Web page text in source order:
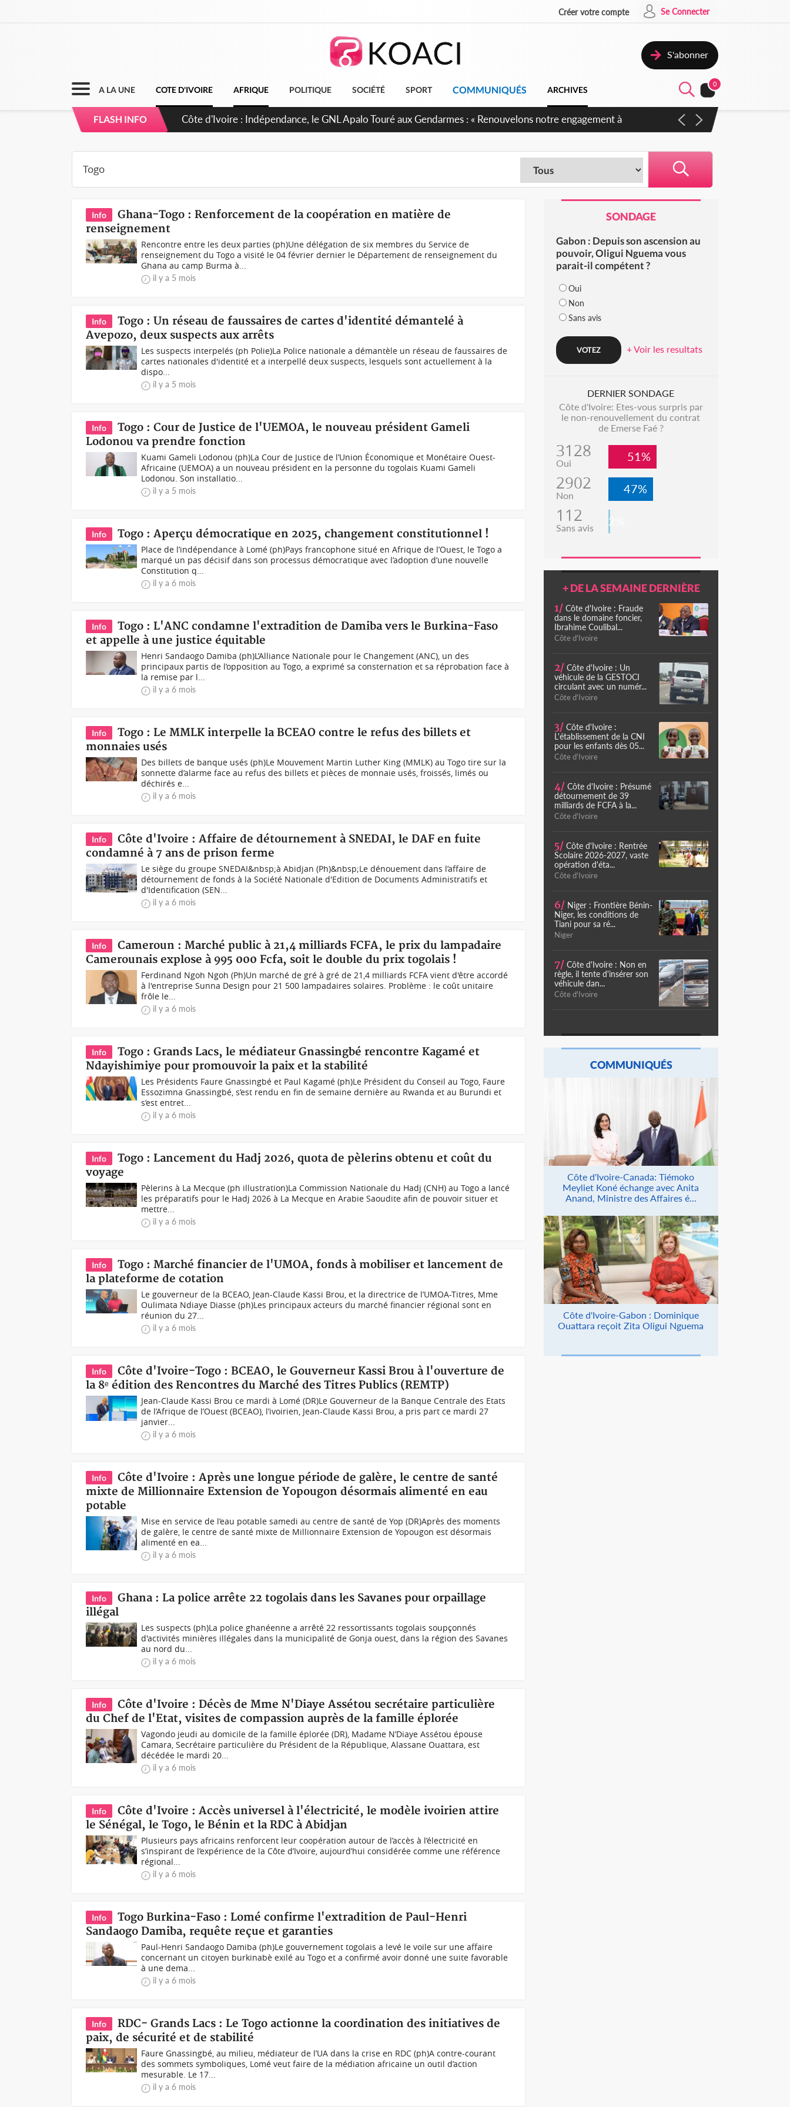
Créer votre compte Se Connecter
S'abonner
A LA UNE COTE D'IVOIRE AFRIQUE POLITIQUE SOCIÉTÉ SPORT COMMUNIQUÉS ARCHIVES
0
FLASH INFO
Sierra Leone : Un projet de réforme constitutionnelle en gestation, points clés des amendements, un exclu
Info
Ghana-Togo : Renforcement de la coopération en matière de
renseignement
Rencontre entre les deux parties (ph)Une délégation de six membres du Service de
renseignement du Togo a visité le 04 février dernier le Département de renseignement du
Ghana au camp Burma à...
il y a 5 mois
Info
Togo : Un réseau de faussaires de cartes d'identité démantelé à
Avepozo, deux suspects aux arrêts
Les suspects interpelés (ph Polie)La Police nationale a démantèle un réseau de faussaires de
cartes nationales d'identité et a interpellé deux suspects, lesquels sont actuellement à la
dispo...
il y a 5 mois
Info
Togo : Cour de Justice de l'UEMOA, le nouveau président Gameli
Lodonou va prendre fonction
Kuami Gameli Lodonou (ph)La Cour de Justice de l’Union Économique et Monétaire Ouest-
Africaine (UEMOA) a un nouveau président en la personne du togolais Kuami Gameli
Lodonou. Son installatio...
il y a 5 mois
Info Togo : Aperçu démocratique en 2025, changement constitutionnel !
Place de l’indépendance à Lomé (ph)Pays francophone situé en Afrique de l’Ouest, le Togo a
marqué un pas décisif dans son processus démocratique avec l’adoption d’une nouvelle
Constitution q...
il y a 6 mois
Info
Togo : L'ANC condamne l'extradition de Damiba vers le Burkina-Faso
et appelle à une justice équitable
Henri Sandaogo Damiba (ph)L’Alliance Nationale pour le Changement (ANC), un des
principaux partis de l’opposition au Togo, a exprimé sa consternation et sa réprobation face à
la remise par l...
il y a 6 mois
Info
Togo : Le MMLK interpelle la BCEAO contre le refus des billets et
monnaies usés
Des billets de banque usés (ph)Le Mouvement Martin Luther King (MMLK) au Togo tire sur la
sonnette d’alarme face au refus des billets et pièces de monnaie usés, froissés, limés ou
déchirés e...
il y a 6 mois
Info
Côte d'Ivoire : Affaire de détournement à SNEDAI, le DAF en fuite
condamné à 7 ans de prison ferme
Le siège du groupe SNEDAI&nbsp;à Abidjan (Ph)&nbsp;Le dénouement dans l’affaire de
détournement de fonds à la Société Nationale d'Edition de Documents Administratifs et
d'Identification (SEN...
il y a 6 mois
Info
Cameroun : Marché public à 21,4 milliards FCFA, le prix du lampadaire
Camerounais explose à 995 000 Fcfa, soit le double du prix togolais !
Ferdinand Ngoh Ngoh (Ph)Un marché de gré à gré de 21,4 milliards FCFA vient d'être accordé
à l'entreprise Sunna Design pour 21 500 lampadaires solaires. Problème : le coût unitaire
frôle le...
il y a 6 mois
Info
Togo : Grands Lacs, le médiateur Gnassingbé rencontre Kagamé et
Ndayishimiye pour promouvoir la paix et la stabilité
Les Présidents Faure Gnassingbé et Paul Kagamé (ph)Le Président du Conseil au Togo, Faure
Essozimna Gnassingbé, s’est rendu en fin de semaine dernière au Rwanda et au Burundi et
s’est entret...
il y a 6 mois
Info
Togo : Lancement du Hadj 2026, quota de pèlerins obtenu et coût du
voyage
Pèlerins à La Mecque (ph illustration)La Commission Nationale du Hadj (CNH) au Togo a lancé
les préparatifs pour le Hadj 2026 à La Mecque en Arabie Saoudite afin de pouvoir situer et
mettre...
il y a 6 mois
Info
Togo : Marché financier de l'UMOA, fonds à mobiliser et lancement de
la plateforme de cotation
Le gouverneur de la BCEAO, Jean-Claude Kassi Brou, et la directrice de l’UMOA-Titres, Mme
Oulimata Ndiaye Diasse (ph)Les principaux acteurs du marché financier régional sont en
réunion du 27...
il y a 6 mois
Info
Côte d'Ivoire-Togo : BCEAO, le Gouverneur Kassi Brou à l'ouverture de
la 8ᵉ édition des Rencontres du Marché des Titres Publics (REMTP)
Jean-Claude Kassi Brou ce mardi à Lomé (DR)Le Gouverneur de la Banque Centrale des Etats
de l’Afrique de l’Ouest (BCEAO), l’ivoirien, Jean-Claude Kassi Brou, a pris part ce mardi 27
janvier...
il y a 6 mois
Info
Côte d'Ivoire : Après une longue période de galère, le centre de santé
mixte de Millionnaire Extension de Yopougon désormais alimenté en eau
potable
Mise en service de l’eau potable samedi au centre de santé de Yop (DR)Après des moments
de galère, le centre de santé mixte de Millionnaire Extension de Yopougon est désormais
alimenté en ea...
il y a 6 mois
Info
Ghana : La police arrête 22 togolais dans les Savanes pour orpaillage
illégal
Les suspects (ph)La police ghanéenne a arrêté 22 ressortissants togolais soupçonnés
d'activités minières illégales dans la municipalité de Gonja ouest, dans la région des Savanes
au nord du...
il y a 6 mois
Info
Côte d'Ivoire : Décès de Mme N'Diaye Assétou secrétaire particulière
du Chef de l'Etat, visites de compassion auprès de la famille éplorée
Vagondo jeudi au domicile de la famille éplorée (DR), Madame N’Diaye Assétou épouse
Camara, Secrétaire particulière du Président de la République, Alassane Ouattara, est
décédée le mardi 20...
il y a 6 mois
Info
Côte d'Ivoire : Accès universel à l'électricité, le modèle ivoirien attire
le Sénégal, le Togo, le Bénin et la RDC à Abidjan
Plusieurs pays africains renforcent leur coopération autour de l’accès à l’électricité en
s’inspirant de l’expérience de la Côte d’Ivoire, aujourd’hui considérée comme une référence
régional...
il y a 6 mois
Info
Togo Burkina-Faso : Lomé confirme l'extradition de Paul-Henri
Sandaogo Damiba, requête reçue et garanties
Paul-Henri Sandaogo Damiba (ph)Le gouvernement togolais a levé le voile sur une affaire
concernant un citoyen burkinabè exilé au Togo et a confirmé avoir donné une suite favorable
à une dema...
il y a 6 mois
Info
RDC- Grands Lacs : Le Togo actionne la coordination des initiatives de
paix, de sécurité et de stabilité
Faure Gnassingbé, au milieu, médiateur de l’UA dans la crise en RDC (ph)A contre-courant
des sommets symboliques, Lomé veut faire de la médiation africaine un outil d’action
mesurable. Le 17...
il y a 6 mois
SONDAGE
Gabon : Depuis son ascension au
pouvoir, Oligui Nguema vous
parait-il compétent ?
Oui
Non
Sans avis
+ Voir les resultats
DERNIER SONDAGE
Côte d'Ivoire: Etes-vous surpris par
le non-renouvellement du contrat
de Emerse Faé ?
3128
Oui 51%
2902
Non 47%
112
Sans avis 2%
+ DE LA SEMAINE DERNIÈRE
1/ Côte d'Ivoire : Fraude
dans le domaine foncier,
Ibrahime Coulibal...
Côte d'Ivoire
2/ Côte d'Ivoire : Un
véhicule de la GESTOCI
circulant avec un numér...
Côte d'Ivoire
3/ Côte d'Ivoire :
L'établissement de la CNI
pour les enfants dès 05...
Côte d'Ivoire
4/ Côte d'Ivoire : Présumé
détournement de 39
milliards de FCFA à la...
Côte d'Ivoire
5/ Côte d'Ivoire : Rentrée
Scolaire 2026-2027, vaste
opération d'éta...
Côte d'Ivoire
6/ Niger : Frontière Bénin-
Niger, les conditions de
Tiani pour sa ré...
Niger
7/ Côte d'Ivoire : Non en
règle, il tente d'insérer son
véhicule dan...
Côte d'Ivoire
COMMUNIQUÉS
Côte d'Ivoire-Canada: Tiémoko
Meyliet Koné échange avec Anita
Anand, Ministre des Affaires é...
Côte d'Ivoire-Gabon : Dominique
Ouattara reçoit Zita Oligui Nguema